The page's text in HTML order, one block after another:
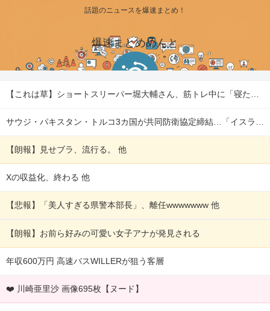
話題のニュースを爆速まとめ！
爆速まとめめんと
【これは草】ショートスリーパー堀大輔さん、筋トレ中に「寝たほうが良い」と言われた結果ｗｗｗｗ 他
サウジ・パキスタン・トルコ3カ国が共同防衛協定締結…「イスラム版NATO」指摘も！ 他
【朗報】見せブラ、流行る。 他
Xの収益化、終わる 他
【悲報】「美人すぎる県警本部長」、離任wwwwwww 他
【朗報】お前ら好みの可愛い女子アナが発見される
年収600万円 高速バスWILLERが狙う客層
❤️ 川崎亜里沙 画像695枚【ヌード】